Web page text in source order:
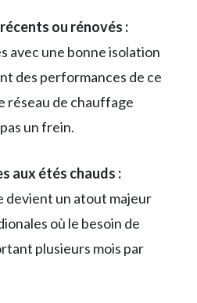
ou rénovés :
avec une bonne isolation
des performances de ce
réseau de chauffage
un frein.
aux étés chauds :
devient un atout majeur
où le besoin de
plusieurs mois par